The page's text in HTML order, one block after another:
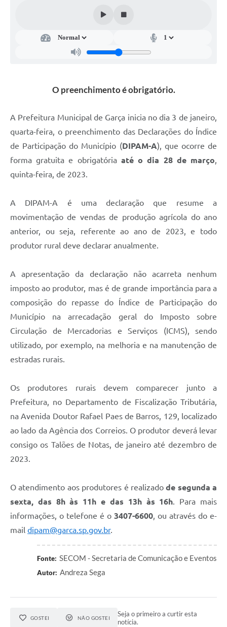
Credenciamento Feirantes
Concursos
Notícias
Junta de Serviço Militar
O preenchimento é obrigatório.
A Prefeitura Municipal de Garça inicia no dia 3 de janeiro,
quarta-feira, o preenchimento das Declarações do Índice
de Participação do Município (DIPAM-A), que ocorre de
forma gratuita e obrigatória até o dia 28 de março,
quinta-feira, de 2023.
A DIPAM-A é uma declaração que resume a
movimentação de vendas de produção agrícola do ano
anterior, ou seja, referente ao ano de 2023, e todo
produtor rural deve declarar anualmente.
A apresentação da declaração não acarreta nenhum
imposto ao produtor, mas é de grande importância para a
composição do repasse do Índice de Participação do
Município na arrecadação geral do Imposto sobre
Circulação de Mercadorias e Serviços (ICMS), sendo
utilizado, por exemplo, na melhoria e na manutenção de
estradas rurais.
Os produtores rurais devem comparecer junto a
Prefeitura, no Departamento de Fiscalização Tributária,
na Avenida Doutor Rafael Paes de Barros, 129, localizado
ao lado da Agência dos Correios. O produtor deverá levar
consigo os Talões de Notas, de janeiro até dezembro de
2023.
O atendimento aos produtores é realizadode segunda a
sexta, das 8h às 11h e das 13h às 16h. Para mais
informações, o telefone é o 3407-6600, ou através do e-
mail dipam@garca.sp.gov.br.
Fonte: SECOM - Secretaria de Comunicação e Eventos
Autor: Andreza Sega
GOSTEI NÃO GOSTEI
Seja o primeiro a curtir esta
notícia.